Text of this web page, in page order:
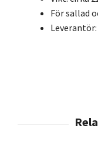
För sallad